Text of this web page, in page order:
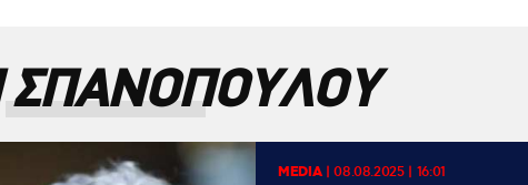
ΣΠΑΝΟΠΟΥΛΟΥ
MEDIA|08.08.2025 | 16:01